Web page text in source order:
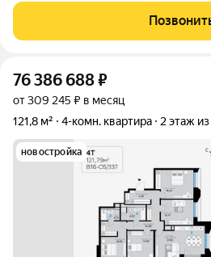
большая гостиная (26,7 м2) и холл. В
дизайнерский ремонт в
76 386 688₽
от 309 245 ₽ в месяц
121,8 м²
4-комн. квартира 2 этаж из
новостройка